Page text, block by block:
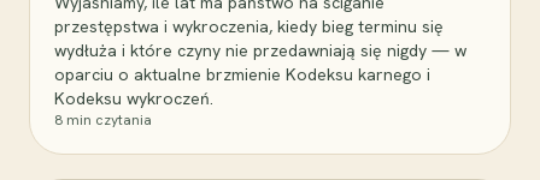
przestępstwa i wykroczenia, kiedy bieg terminu się
wydłuża i które czyny nie przedawniają się nigdy — w
oparciu o aktualne brzmienie Kodeksu karnego i
Kodeksu wykroczeń.
8 min czytania